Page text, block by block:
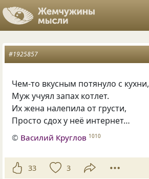
#1925857
Чем-то вкусным потянуло с кухни,
Муж учуял запах котлет.
Их жена налепила от грусти,
Просто сдох у неё интернет…
© Василий Круглов 1010
33 3